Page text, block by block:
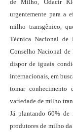
de Milho, Odacir
urgentemente para a
milho transgênico,
Técnica Nacional de
Conselho Nacional de
dispor de iguais
internacionais, em
tomar conhecimento
variedade de milho
Já plantando 60%
produtores de milho